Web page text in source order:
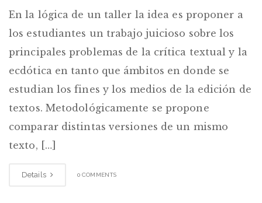
En la lógica de un taller la idea es proponer a
los estudiantes un trabajo juicioso sobre los
principales problemas de la crítica textual y la
ecdótica en tanto que ámbitos en donde se
estudian los fines y los medios de la edición de
textos. Metodológicamente se propone
comparar distintas versiones de un mismo
texto, […]
Details 0 COMMENTS